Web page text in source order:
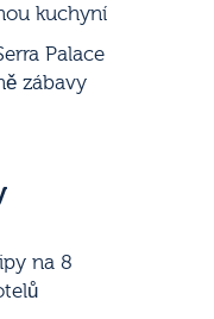
kuchyní
Palace
zábavy
na 8